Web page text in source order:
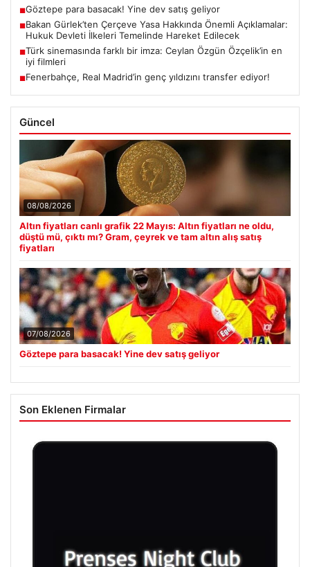
■Göztepe para basacak! Yine dev satış geliyor
■Bakan Gürlek’ten Çerçeve Yasa Hakkında Önemli Açıklamalar:
Hukuk Devleti İlkeleri Temelinde Hareket Edilecek
■Türk sinemasında farklı bir imza: Ceylan Özgün Özçelik’in en
iyi filmleri
■Fenerbahçe, Real Madrid’in genç yıldızını transfer ediyor!
Güncel
08/08/2026
Altın fiyatları canlı grafik 22 Mayıs: Altın fiyatları ne oldu,
düştü mü, çıktı mı? Gram, çeyrek ve tam altın alış satış
fiyatları
07/08/2026
Göztepe para basacak! Yine dev satış geliyor
Son Eklenen Firmalar